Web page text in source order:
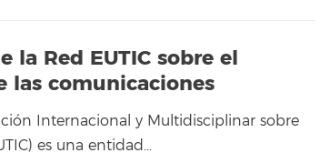
la Red EUTIC sobre el
las comunicaciones
Internacional y Multidisciplinar sobre
es una entidad…